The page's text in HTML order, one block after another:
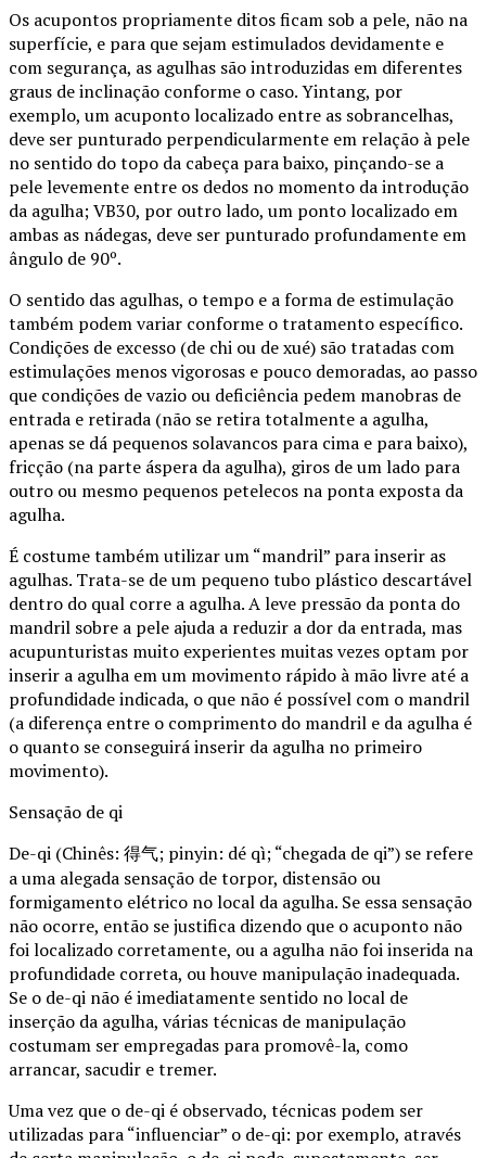
Os acupontos propriamente ditos ficam sob a pele, não na
superfície, e para que sejam estimulados devidamente e
com segurança, as agulhas são introduzidas em diferentes
graus de inclinação conforme o caso. Yintang, por
exemplo, um acuponto localizado entre as sobrancelhas,
deve ser punturado perpendicularmente em relação à pele
no sentido do topo da cabeça para baixo, pinçando-se a
pele levemente entre os dedos no momento da introdução
da agulha; VB30, por outro lado, um ponto localizado em
ambas as nádegas, deve ser punturado profundamente em
ângulo de 90º.
O sentido das agulhas, o tempo e a forma de estimulação
também podem variar conforme o tratamento específico.
Condições de excesso (de chi ou de xué) são tratadas com
estimulações menos vigorosas e pouco demoradas, ao passo
que condições de vazio ou deficiência pedem manobras de
entrada e retirada (não se retira totalmente a agulha,
apenas se dá pequenos solavancos para cima e para baixo),
fricção (na parte áspera da agulha), giros de um lado para
outro ou mesmo pequenos petelecos na ponta exposta da
agulha.
É costume também utilizar um “mandril” para inserir as
agulhas. Trata-se de um pequeno tubo plástico descartável
dentro do qual corre a agulha. A leve pressão da ponta do
mandril sobre a pele ajuda a reduzir a dor da entrada, mas
acupunturistas muito experientes muitas vezes optam por
inserir a agulha em um movimento rápido à mão livre até a
profundidade indicada, o que não é possível com o mandril
(a diferença entre o comprimento do mandril e da agulha é
o quanto se conseguirá inserir da agulha no primeiro
movimento).
Sensação de qi
De-qi (Chinês: 得气; pinyin: dé qì; “chegada de qi”) se refere
a uma alegada sensação de torpor, distensão ou
formigamento elétrico no local da agulha. Se essa sensação
não ocorre, então se justifica dizendo que o acuponto não
foi localizado corretamente, ou a agulha não foi inserida na
profundidade correta, ou houve manipulação inadequada.
Se o de-qi não é imediatamente sentido no local de
inserção da agulha, várias técnicas de manipulação
costumam ser empregadas para promovê-la, como
arrancar, sacudir e tremer.
Uma vez que o de-qi é observado, técnicas podem ser
utilizadas para “influenciar” o de-qi: por exemplo, através